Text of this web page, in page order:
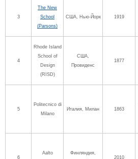
3
The New
School
(Parsons)
США, Нью-Йорк 1919
4
Rhode Island
School of
Design
(RISD)
США,
Провиденс
1877
5
Politecnico di
Milano
Италия, Милан 1863
6
Aalto
Финляндия,
2010